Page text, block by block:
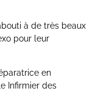
à de très beaux
pour leur
en
Infirmier des